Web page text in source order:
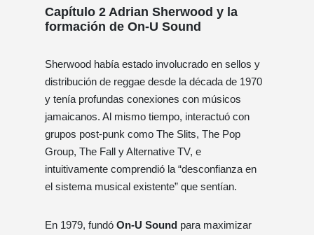
Capítulo 2 Adrian Sherwood y la
formación de On-U Sound
Sherwood había estado involucrado en sellos y
distribución de reggae desde la década de 1970
y tenía profundas conexiones con músicos
jamaicanos. Al mismo tiempo, interactuó con
grupos post-punk como The Slits, The Pop
Group, The Fall y Alternative TV, e
intuitivamente comprendió la “desconfianza en
el sistema musical existente” que sentían.
En 1979, fundó On-U Sound para maximizar